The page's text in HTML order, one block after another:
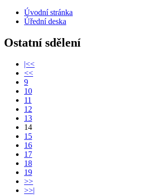
Úvodní stránka
Úřední deska
Ostatní sdělení
|<<
<<
9
10
11
12
13
14
15
16
17
18
19
>>
>>|